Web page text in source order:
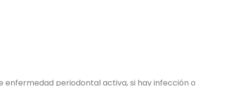
enfermedad periodontal activa, si hay infección o